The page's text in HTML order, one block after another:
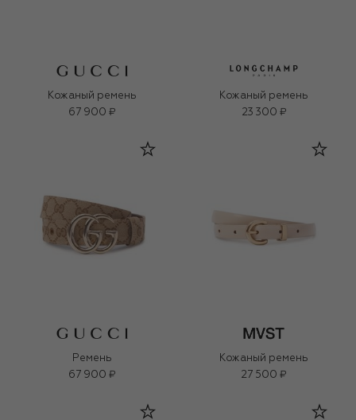
Кожаный ремень
67 900 ₽
Кожаный ремень
23 300 ₽
Ремень
67 900 ₽
Кожаный ремень
27 500 ₽